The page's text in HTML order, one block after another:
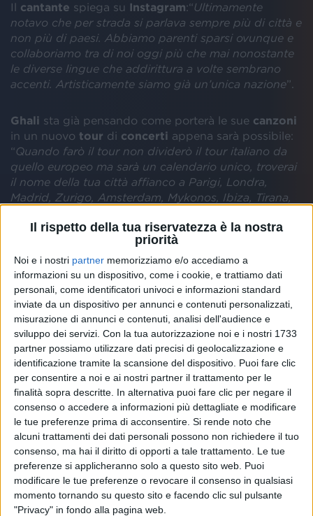
Il rispetto della tua riservatezza è la nostra
priorità
Noi e i nostri partner memorizziamo e/o accediamo a
informazioni su un dispositivo, come i cookie, e trattiamo dati
personali, come identificatori univoci e informazioni standard
inviate da un dispositivo per annunci e contenuti personalizzati,
misurazione di annunci e contenuti, analisi dell'audience e
sviluppo dei servizi. Con la tua autorizzazione noi e i nostri 1733
partner possiamo utilizzare dati precisi di geolocalizzazione e
identificazione tramite la scansione del dispositivo. Puoi fare clic
per consentire a noi e ai nostri partner il trattamento per le
finalità sopra descritte. In alternativa puoi fare clic per negare il
consenso o accedere a informazioni più dettagliate e modificare
le tue preferenze prima di acconsentire. Si rende noto che
alcuni trattamenti dei dati personali possono non richiedere il tuo
consenso, ma hai il diritto di opporti a tale trattamento. Le tue
preferenze si applicheranno solo a questo sito web. Puoi
modificare le tue preferenze o revocare il consenso in qualsiasi
momento tornando su questo sito e facendo clic sul pulsante
"Privacy" in fondo alla pagina web.
Il cantante spiega su Instagram:“Ultimamente
notavo che per strada si parlava sempre più di città e
non più di paesi. Abbiamo parenti sparsi ovunque e
collaboriamo tra di noi oggi più che mai nonostante
le diverse lingue che addirittura a volte sembrano
accenti. Artisticamente siamo già un’unica nazione”.
Ghali sta già pensando come porterà le sue canzoni
in un nuovo tour di concerti appena sarà possibile:
“Quando farò il tour non dividerò il tour italiano da
quello europeo ma sarà un calendario unico, troverai
il nome della tua città affianco a Parigi, Londra,
Madrid, Zurigo, Amsterdam, Mykonos, Ibiza, Tirana,
In questo momento di emergenza sanitaria
internazionale dovuta alCoronavirus, il rapper ha
voluto quindi ricordare le sue originied esprimere
un messaggio di unione traItalia,Europa e
Continenti. Intanto il suo ultimo singolo Good Times
impazza in radio e su YouTube.
GHALI - CARA ITALIA (#RILIVE2019
PALERMO)